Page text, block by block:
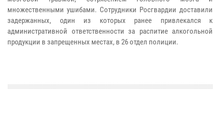
множественными ушибами. Сотрудники Росгвардии доставили
задержанных, один из которых ранее привлекался к
административной ответственности за распитие алкогольной
продукции в запрещенных местах, в 26 отдел полиции.